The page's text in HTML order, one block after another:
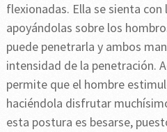
flexionadas. Ella se sienta con
apoyándolas sobre los
puede penetrarla y ambos
intensidad de la penetración.
permite que el hombre
haciéndola disfrutar
esta postura es besarse,